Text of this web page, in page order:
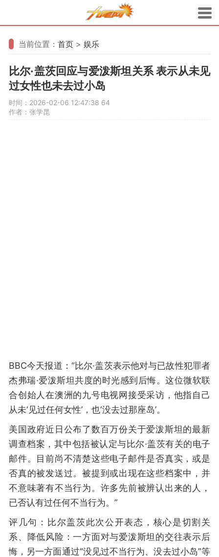
当前位置： 首页 > 娱乐
比尔·盖茨回应与爱泼斯坦关系 表示从未见
过女性也未去过小岛
时间：2026-02-06 12:47:38 64
作者：张学昆
BBC今天报道：“比尔·盖茨表示他对与已故性犯罪者
杰弗瑞·爱泼斯坦共度的时光感到后悔。这位微软联
合创始人在澳洲的九号电视网接受采访，他指自己
从未‘见过任何女性’，也‘没去过那座岛’。
美国政府近日公布了数百万份关于爱泼斯坦的最新
调查档案，其中包括被认定与比尔·盖茨有关的电子
邮件。目前尚不清楚这些电子邮件是否真实，或是
否真的被发送过。被提到或出现在这些档案中，并
不意味著有不当行为。许多先前被辨认出来的人，
已否认有过任何不当行为。”
评几句：比尔盖茨此次公开表态，核心是切割关
系、降低风险：一方面对与爱泼斯坦的交往表示后
悔，另一方面通过“没见过不当行为、没去过小岛”等